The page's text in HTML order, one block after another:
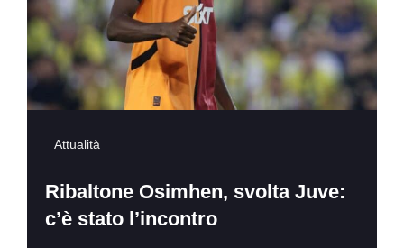
Attualità
Ribaltone Osimhen, svolta Juve:
c’è stato l’incontro